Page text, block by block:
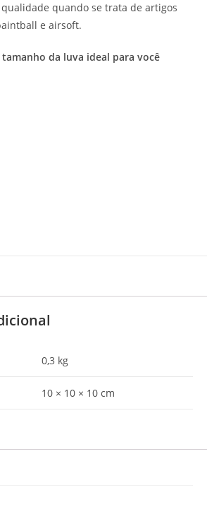
qualidade quando se trata de artigos
e airsoft.
da luva ideal para você
0,3 kg
10 × 10 × 10 cm